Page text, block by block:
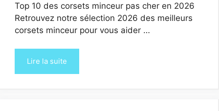
Top 10 des corsets minceur pas cher en 2026
Retrouvez notre sélection 2026 des meilleurs
corsets minceur pour vous aider …
Lire la suite